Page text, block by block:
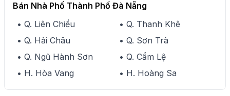
Bán Nhà Phố Thành Phố Đà Nẵng
• Q. Liên Chiểu
• Q. Thanh Khê
• Q. Hải Châu
• Q. Sơn Trà
• Q. Ngũ Hành Sơn
• Q. Cẩm Lệ
• H. Hòa Vang
• H. Hoàng Sa